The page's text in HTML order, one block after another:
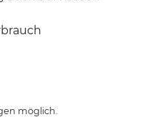
möglich.